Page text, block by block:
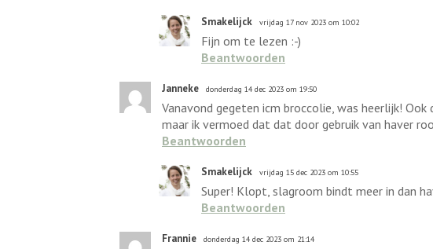
Smakelijck vrijdag 17 nov 2023 om 10:02
Fijn om te lezen :-)
Beantwoorden
Janneke donderdag 14 dec 2023 om 19:50
Vanavond gegeten icm broccolie, was heerlijk!
maar ik vermoed dat dat door gebruik van haver
Beantwoorden
Smakelijck vrijdag 15 dec 2023 om 10:55
Super! Klopt, slagroom bindt meer in dan
Beantwoorden
Frannie donderdag 14 dec 2023 om 21:14